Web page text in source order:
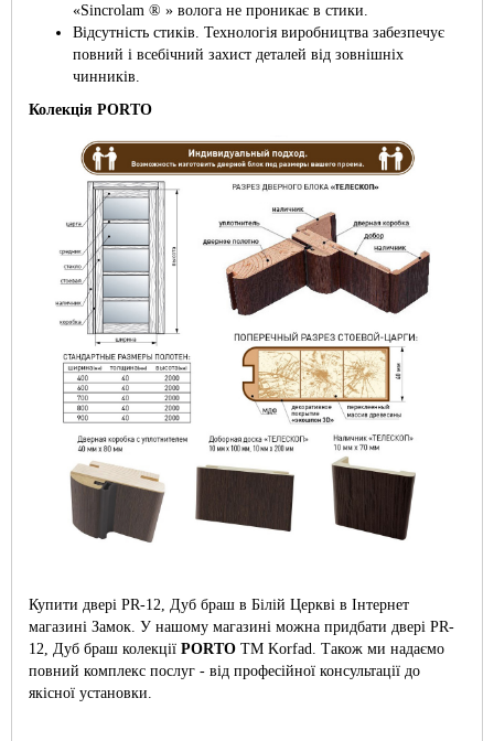
«Sincrolam ® » волога не проникає в стики.
Відсутність стиків. Технологія виробництва забезпечує
повний і всебічний захист деталей від зовнішніх
чинників.
Колекція PORTO
Купити двері PR-12, Дуб браш в Білій Церкві в Інтернет
магазині Замок. У нашому магазині можна придбати двері PR-
12, Дуб браш колекції PORTO ТМ Korfad. Також ми надаємо
повний комплекс послуг - від професійної консультації до
якісної установки.